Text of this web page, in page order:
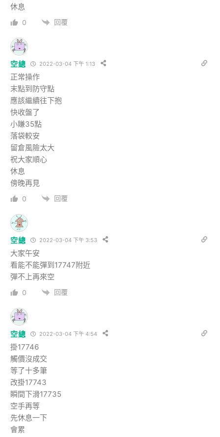
休息
0 回覆
空總 2022-03-04 下午 1:13
正常操作
末點到防守點
應該繼續往下抱
快收盤了
小賺35點
落袋較安
留倉風險太大
祝大家順心
休息
傍晚再見
0 回覆
空總 2022-03-04 下午 3:53
大家午安
看能不能彈到17747附近
彈不上再來空
0 回覆
空總 2022-03-04 下午 4:54
掛17746
觸價沒成交
等了十多筆
改掛17743
瞬間下滑17735
空手再等
先休息一下
會累